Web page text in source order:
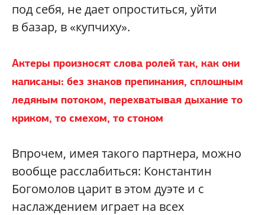
под себя, не дает опроститься, уйти
в базар, в «купчиху».
Актеры произносят слова ролей так, как они
написаны: без знаков препинания, сплошным
ледяным потоком, перехватывая дыхание то
криком, то смехом, то стоном
Впрочем, имея такого партнера, можно
вообще расслабиться: Константин
Богомолов царит в этом дуэте и с
наслаждением играет на всех